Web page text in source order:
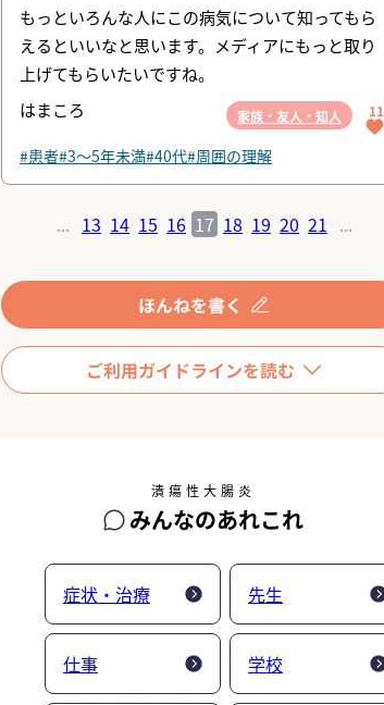
もっといろんな人にこの病気について知ってもら
えるといいなと思います。メディアにもっと取り
上げてもらいたいですね。
はまころ
家族・友人・知人 11
#患者#3〜5年未満#40代#周囲の理解
... 13 14 15 16 17 18 19 20 21 ...
潰瘍性大腸炎
みんなのあれこれ
症状・治療 先生
仕事 学校